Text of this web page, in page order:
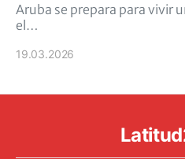
Aruba se prepara para vivir
el…
19.03.2026